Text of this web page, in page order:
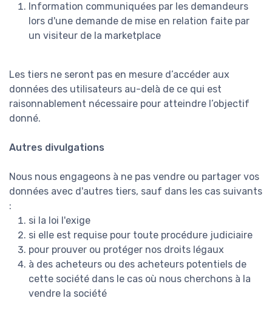
Information communiquées par les demandeurs
lors d'une demande de mise en relation faite par
un visiteur de la marketplace
Les tiers ne seront pas en mesure d’accéder aux
données des utilisateurs au-delà de ce qui est
raisonnablement nécessaire pour atteindre l’objectif
donné.
Autres divulgations
Nous nous engageons à ne pas vendre ou partager vos
données avec d'autres tiers, sauf dans les cas suivants
:
si la loi l'exige
si elle est requise pour toute procédure judiciaire
pour prouver ou protéger nos droits légaux
à des acheteurs ou des acheteurs potentiels de
cette société dans le cas où nous cherchons à la
vendre la société